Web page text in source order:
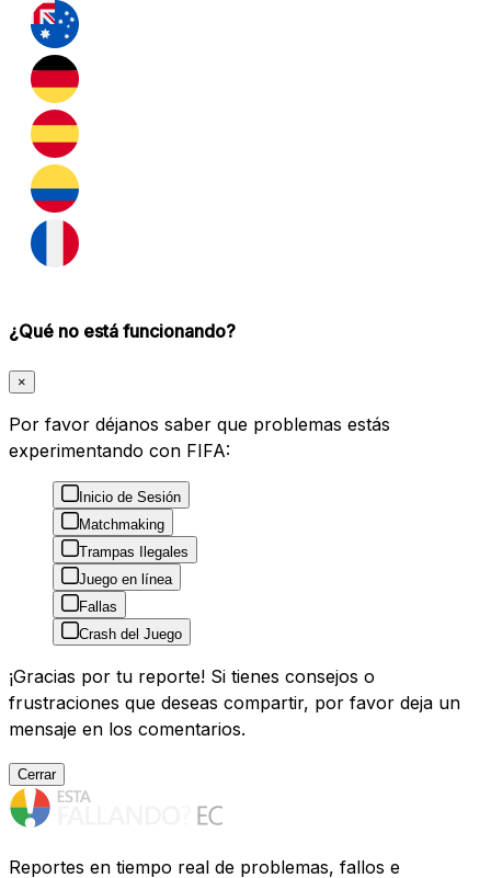
¿Qué no está funcionando?
×
Por favor déjanos saber que problemas estás
experimentando con FIFA:
Inicio de Sesión
Matchmaking
Trampas Ilegales
Juego en línea
Fallas
Crash del Juego
¡Gracias por tu reporte! Si tienes consejos o
frustraciones que deseas compartir, por favor deja un
mensaje en los comentarios.
Cerrar
Reportes en tiempo real de problemas, fallos e